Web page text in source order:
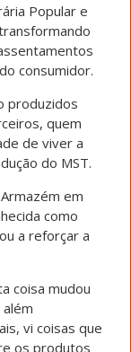
Popular e
consumidor.
produzidos
quem
de viver a
do MST.
em
como
a reforçar a
coisa mudou
vi coisas que
os produtos